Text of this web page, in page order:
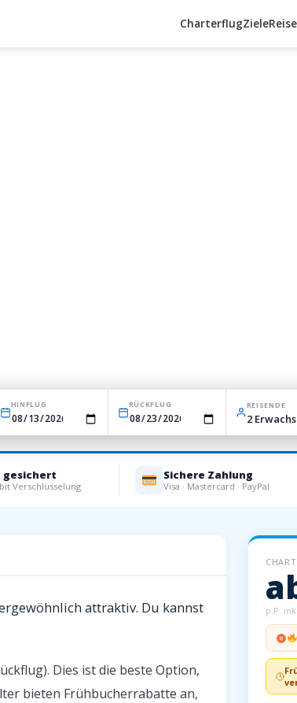
CharterflugZiele
HINFLUG RÜCKFLUG REISENDE
gesichert
Verschlüsselung
Sichere Zahlung
Visa · Mastercard · PayPal
attraktiv. Du kannst
Dies ist die beste Option,
bieten Frühbucherrabatte an,
p.P.